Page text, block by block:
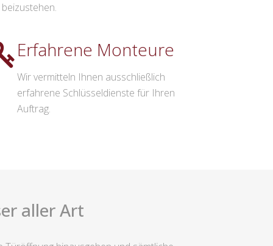
Erfahrene Monteure
Wir vermitteln Ihnen ausschließlich
erfahrene Schlüsseldienste für Ihren
Auftrag.
aller Art